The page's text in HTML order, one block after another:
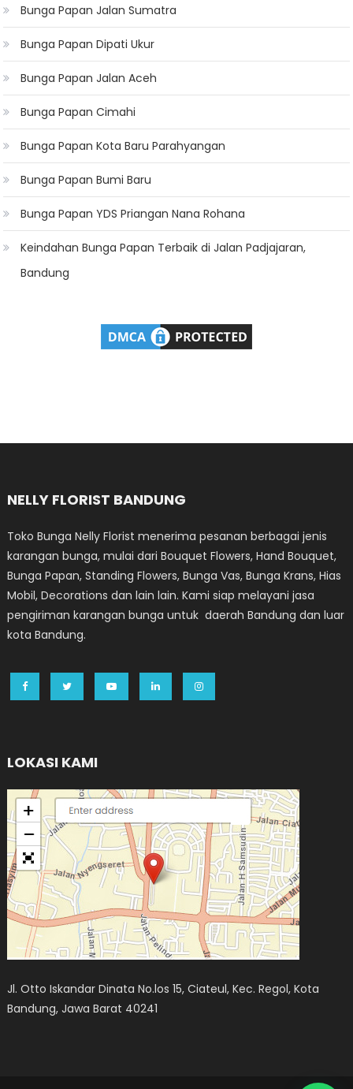
Bunga Papan Jalan Sumatra
Bunga Papan Dipati Ukur
Bunga Papan Jalan Aceh
Bunga Papan Cimahi
Bunga Papan Kota Baru Parahyangan
Bunga Papan Bumi Baru
Bunga Papan YDS Priangan Nana Rohana
Keindahan Bunga Papan Terbaik di Jalan Padjajaran,
Bandung
NELLY FLORIST BANDUNG
Toko Bunga Nelly Florist menerima pesanan berbagai jenis
karangan bunga, mulai dari Bouquet Flowers, Hand Bouquet,
Bunga Papan, Standing Flowers, Bunga Vas, Bunga Krans, Hias
Mobil, Decorations dan lain lain. Kami siap melayani jasa
pengiriman karangan bunga untuk daerah Bandung dan luar
kota Bandung.
LOKASI KAMI
Jl. Otto Iskandar Dinata No.los 15, Ciateul, Kec. Regol, Kota
Bandung, Jawa Barat 40241